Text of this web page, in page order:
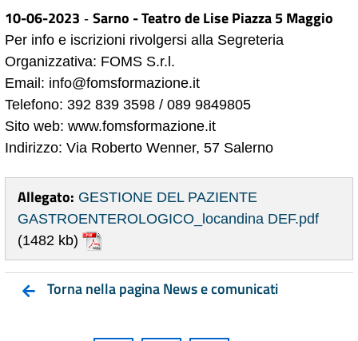
10-06-2023 - Sarno - Teatro de Lise Piazza 5 Maggio
Per info e iscrizioni rivolgersi alla Segreteria
Organizzativa: FOMS S.r.l.
Email: info@fomsformazione.it
Telefono: 392 839 3598 / 089 9849805
Sito web: www.fomsformazione.it
Indirizzo: Via Roberto Wenner, 57 Salerno
Allegato: GESTIONE DEL PAZIENTE
GASTROENTEROLOGICO_locandina DEF.pdf
(1482 kb)
Torna nella pagina News e comunicati